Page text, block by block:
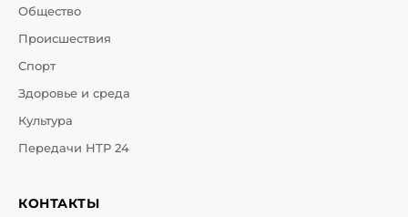
Общество
Происшествия
Спорт
Здоровье и среда
Культура
Передачи НТР 24
КОНТАКТЫ